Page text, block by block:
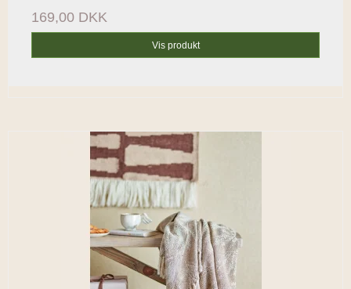
169,00 DKK
Vis produkt